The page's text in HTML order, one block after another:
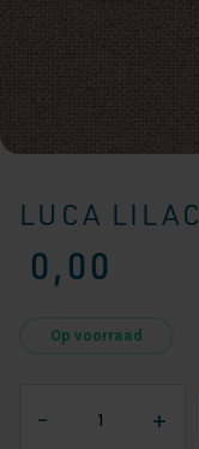
LUCA
0,00
Op voorraad
–
Lilac
+